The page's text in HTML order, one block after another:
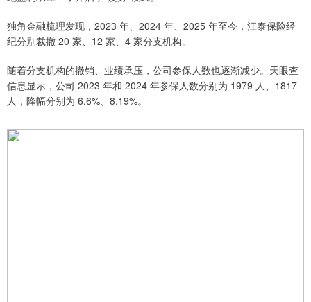
独角金融梳理发现，2023 年、2024 年、2025 年至今，江泰保险经
纪分别裁撤 20 家、12 家、4 家分支机构。
随着分支机构的撤销、业绩承压，公司参保人数也逐渐减少。天眼查
信息显示，公司 2023 年和 2024 年参保人数分别为 1979 人、1817
人，降幅分别为 6.6%、8.19%。